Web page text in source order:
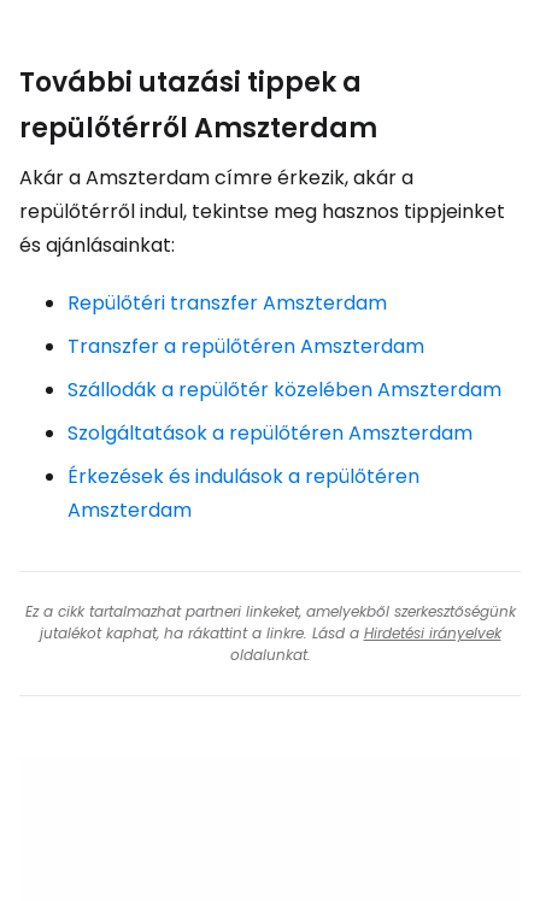
További utazási tippek a
repülőtérről Amszterdam
Akár a Amszterdam címre érkezik, akár a
repülőtérről indul, tekintse meg hasznos tippjeinket
és ajánlásainkat:
Repülőtéri transzfer Amszterdam
Transzfer a repülőtéren Amszterdam
Szállodák a repülőtér közelében Amszterdam
Szolgáltatások a repülőtéren Amszterdam
Érkezések és indulások a repülőtéren
Amszterdam
Ez a cikk tartalmazhat partneri linkeket, amelyekből szerkesztőségünk
jutalékot kaphat, ha rákattint a linkre. Lásd a Hirdetési irányelvek
oldalunkat.